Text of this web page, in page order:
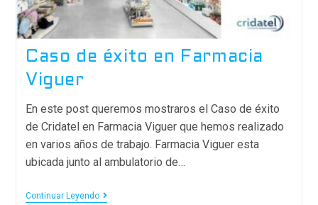
Caso de éxito en Farmacia
Viguer
En este post queremos mostraros el Caso de éxito
de Cridatel en Farmacia Viguer que hemos realizado
en varios años de trabajo. Farmacia Viguer esta
ubicada junto al ambulatorio de…
Continuar Leyendo